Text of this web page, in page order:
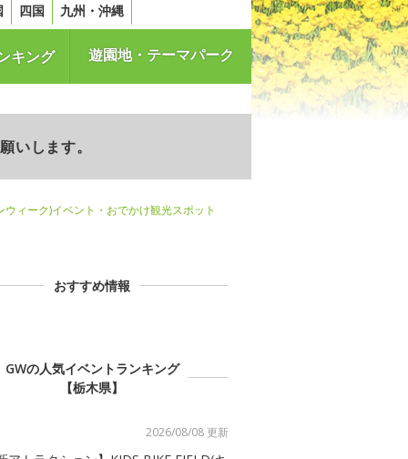
四国 九州・沖縄
キング 遊園地・テーマパーク
いします。
ィーク)イベント・おでかけ観光スポット
おすすめ情報
GWの人気イベントランキング
【栃木県】
2026/08/08 更新